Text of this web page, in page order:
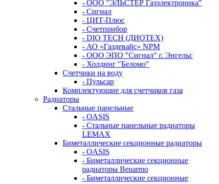
- ООО "ЭЛЬСТЕР Газэлектроника"
- Сигнал
- ЦИТ-Плюс
- Счетприбор
- DIO TECH (ДИОТЕХ)
- АО «Газдевайс» NPM
- ООО ЭПО "Сигнал" г. Энгельс
- Холдинг "Беломо"
Счетчики на воду
- Пульсар
Комплектующие для счетчиков газа
Радиаторы
Стальные панельные
- OASIS
- Стальные панельные радиаторы
LEMAX
Биметаллические секционные радиаторы
- OASIS
- Биметаллические секционные
радиаторы Benarmo
- Биметаллические секционные